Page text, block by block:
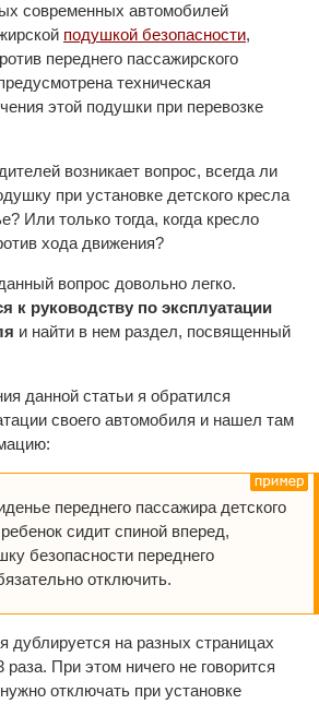
современных автомобилей
подушкой безопасности,
переднего пассажирского
техническая
этой подушки при перевозке
возникает вопрос, всегда ли
при установке детского кресла
Или только тогда, когда кресло
хода движения?
вопрос довольно легко.
к руководству по эксплуатации
и найти в нем раздел, посвященный
данной статьи я обратился
своего автомобиля и нашел там
переднего пассажира детского
сидит спиной вперед,
безопасности переднего
отключить.
на разных страницах
раза. При этом ничего не говорится
отключать при установке